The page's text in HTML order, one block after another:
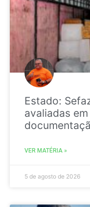
Estado:
avaliadas
VER MATÉRIA »
5 de agosto de 2026